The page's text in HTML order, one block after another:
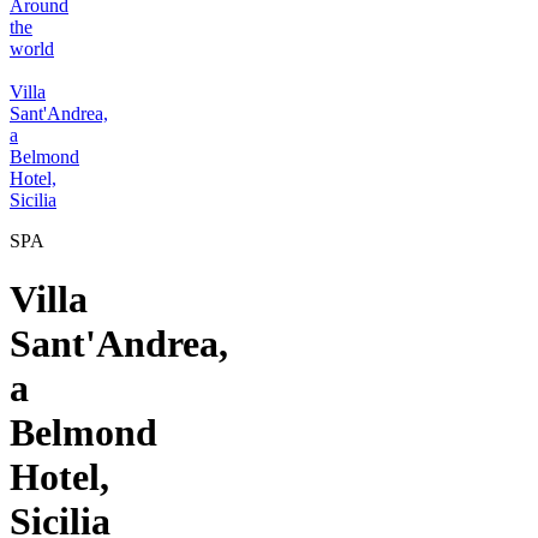
Around
the
world
Villa
Sant'Andrea,
a
Belmond
Hotel,
Sicilia
SPA
Villa
Sant'Andrea,
a
Belmond
Hotel,
Sicilia